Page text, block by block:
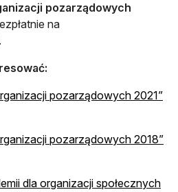
pozarządowych
na
się w nowej karcie
.
pozarządowych 2021”
pozarządowych 2018”
dla organizacji społecznych